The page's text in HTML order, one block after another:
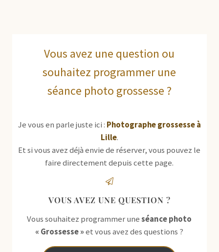
Vous avez une question ou
souhaitez programmer une
séance photo grossesse ?
Je vous en parle juste ici : Photographe grossesse à
Lille.
Et si vous avez déjà envie de réserver, vous pouvez le
faire directement depuis cette page.
VOUS AVEZ UNE QUESTION ?
Vous souhaitez programmer uneséance photo
« Grossesse »et vous avez des questions ?